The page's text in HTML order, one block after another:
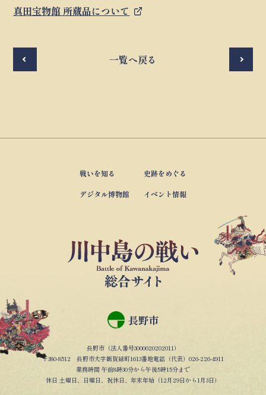
真田宝物館 所蔵品について
前へ 一覧へ戻る 次へ
戦いを知る 史跡をめぐる
デジタル博物館 イベント情報
長野市
長野市（法人番号3000020202011）
〒380-8512 長野市大字鶴賀緑町1613番地電話（代表）026-226-4911
業務時間 午前8時30分から午後5時15分まで
休日 土曜日、日曜日、祝休日、年末年始（12月29日から1月3日）